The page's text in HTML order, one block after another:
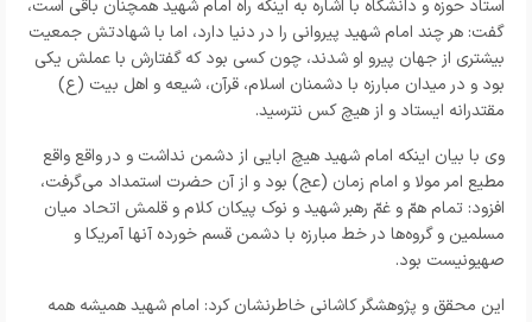
استاد حوزه و دانشگاه با اشاره به اینکه راه امام شهید همچنان باقی است،
گفت: هر چند امام شهید پیروانی را در دنیا دارد، اما با شهادتش جمعیت
بیشتری از جهان پیرو او شدند، چون کسی بود که گفتارش با عملش یکی
بود و در میدان مبارزه با دشمنان اسلام، قرآن، شیعه و اهل بیت (ع)
مقتدرانه ایستاد و از هیچ کس نترسید.
وی با بیان اینکه امام شهید هیچ ابایی از دشمن نداشت و در واقع واقع
مطیع امر مولا و امام زمان (عج) بود و از آن حضرت استمداد می‌گرفت،
افزود: تمام همّ و غمّ رهبر شهید و نوک پیکان کلام و قلمش اتحاد میان
مسلمین و گروه‌ها در خط مبارزه با دشمن قسم خورده آنها آمریکا و
صهیونیست بود.
این محقق و پژوهشگر کاشانی خاطرنشان کرد: امام شهید همیشه همه